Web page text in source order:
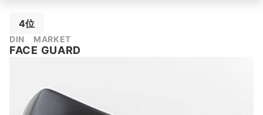
4位
DIN MARKET
FACE GUARD